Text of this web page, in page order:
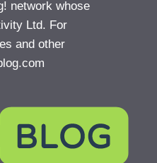
network whose
Ltd. For
and other